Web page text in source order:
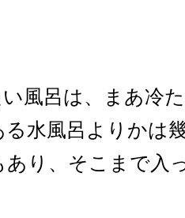
風呂は、まあ冷
水風呂よりかは
り、そこまで入